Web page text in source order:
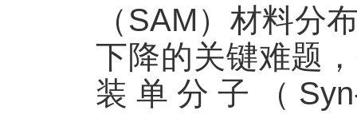
（ SAM ）材料分
下降的关键难题
装单分子（